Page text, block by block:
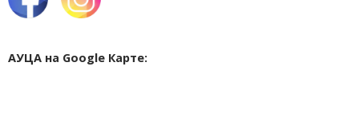
АУЦА на Google Карте: